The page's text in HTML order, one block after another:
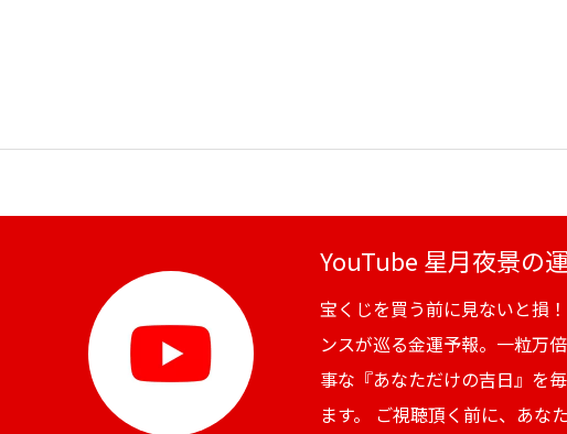
YouTube 星月夜景の
宝くじを買う前に見ないと損
ンスが巡る金運予報。一粒万
事な『あなただけの吉日』を
ます。 ご視聴頂く前に、あな